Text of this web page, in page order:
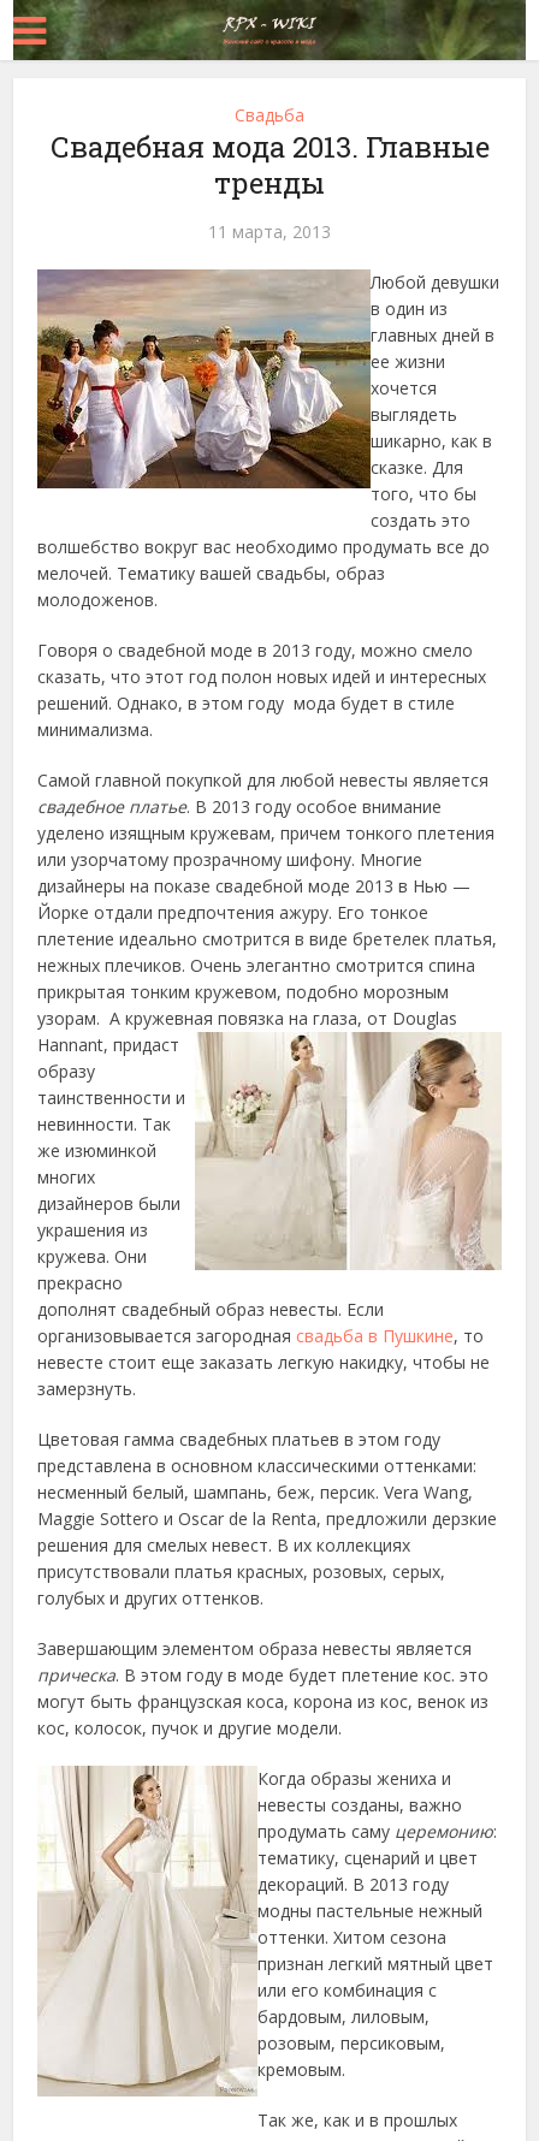
Свадьба
Свадебная мода 2013. Главные
тренды
11 марта, 2013
Любой девушки
в один из
главных дней в
ее жизни
хочется
выглядеть
шикарно, как в
сказке. Для
того, что бы
создать это
волшебство вокруг вас необходимо продумать все до
мелочей. Тематику вашей свадьбы, образ
молодоженов.
Говоря о свадебной моде в 2013 году, можно смело
сказать, что этот год полон новых идей и интересных
решений. Однако, в этом году мода будет в стиле
минимализма.
Самой главной покупкой для любой невесты является
свадебное платье. В 2013 году особое внимание
уделено изящным кружевам, причем тонкого плетения
или узорчатому прозрачному шифону. Многие
дизайнеры на показе свадебной моде 2013 в Нью —
Йорке отдали предпочтения ажуру. Его тонкое
плетение идеально смотрится в виде бретелек платья,
нежных плечиков. Очень элегантно смотрится спина
прикрытая тонким кружевом, подобно морозным
узорам. А кружевная повязка на глаза, от Douglas
Hannant, придаст
образу
таинственности и
невинности. Так
же изюминкой
многих
дизайнеров были
украшения из
кружева. Они
прекрасно
дополнят свадебный образ невесты. Если
организовывается загородная свадьба в Пушкине, то
невесте стоит еще заказать легкую накидку, чтобы не
замерзнуть.
Цветовая гамма свадебных платьев в этом году
представлена в основном классическими оттенками:
несменный белый, шампань, беж, персик. Vera Wang,
Maggie Sottero и Oscar de la Renta, предложили дерзкие
решения для смелых невест. В их коллекциях
присутствовали платья красных, розовых, серых,
голубых и других оттенков.
Завершающим элементом образа невесты является
прическа. В этом году в моде будет плетение кос. это
могут быть французская коса, корона из кос, венок из
кос, колосок, пучок и другие модели.
Когда образы жениха и
невесты созданы, важно
продумать саму церемонию:
тематику, сценарий и цвет
декораций. В 2013 году
модны пастельные нежный
оттенки. Хитом сезона
признан легкий мятный цвет
или его комбинация с
бардовым, лиловым,
розовым, персиковым,
кремовым.
Так же, как и в прошлых